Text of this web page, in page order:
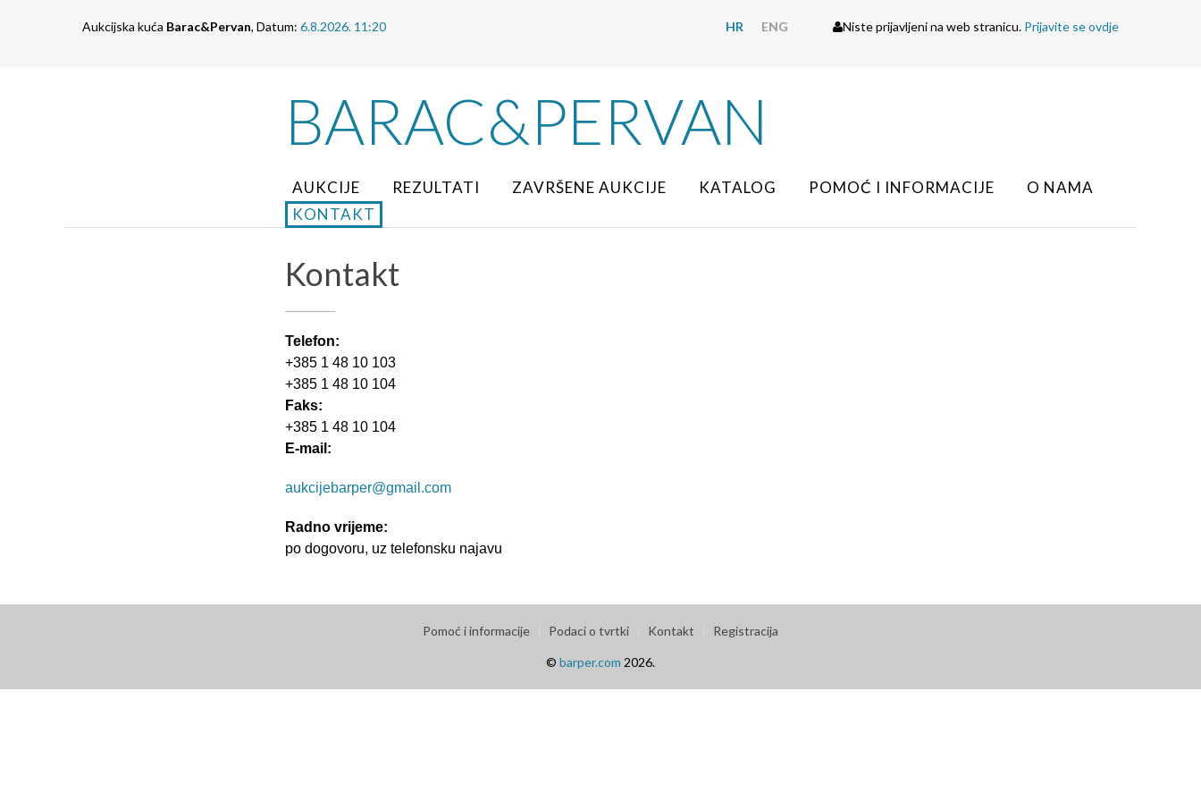
Aukcijska kuća Barac&Pervan, Datum: 6.8.2026. 11:20 HR ENG Niste prijavljeni na web stranicu. Prijavite se ovdje
BARAC&PERVAN
AUKCIJE REZULTATI ZAVRŠENE AUKCIJE KATALOG POMOĆ I INFORMACIJE
O NAMA
KONTAKT
Kontakt
Telefon:
+385 1 48 10 103
+385 1 48 10 104
Faks:
+385 1 48 10 104
E-mail:
aukcijebarper@gmail.com
Radno vrijeme:
po dogovoru, uz telefonsku najavu
Pomoć i informacije Podaci o tvrtki Kontakt Registracija
© barper.com 2026.